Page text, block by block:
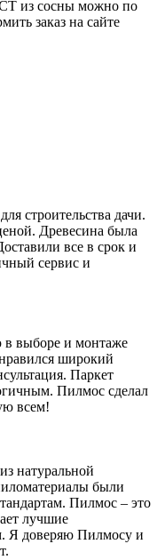
из сосны можно по
заказ на сайте
строительства дачи.
Древесина была
все в срок и
сервис и
выборе и монтаже
широкий
Паркет
Пилмос сделал
всем!
натуральной
были
Пилмос – это
лучшие
Я доверяю Пилмосу и